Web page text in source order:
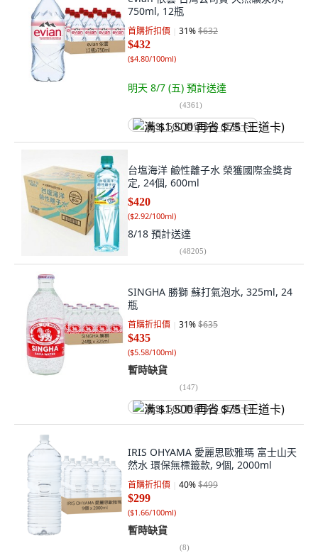
750ml, 12瓶
首購折扣價 31%$632
$432
($4.80/100ml)
明天 8/7 (五) 預計送達
(4361)
满 $1,500 再省 $75 (王道卡)
台塩海洋 鹼性離子水 榮獲國際金獎肯
定, 24個, 600ml
$420
($2.92/100ml)
8/18 預計送達
(48205)
SINGHA 勝獅 蘇打氣泡水, 325ml, 24
瓶
首購折扣價 31%$635
$435
($5.58/100ml)
暫時缺貨
(147)
满 $1,500 再省 $75 (王道卡)
IRIS OHYAMA 愛麗思歐雅瑪 富士山天
然水 環保無標籤款, 9個, 2000ml
首購折扣價 40%$499
$299
($1.66/100ml)
暫時缺貨
(8)